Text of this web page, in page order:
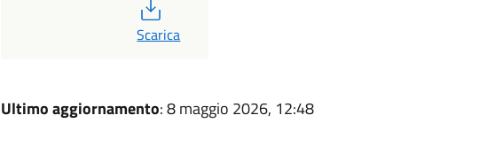
PDF
Scarica
Ultimo aggiornamento: 8 maggio 2026, 12:48